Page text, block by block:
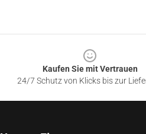
Kaufen Sie mit Vertrauen
24/7 Schutz von Klicks bis zur